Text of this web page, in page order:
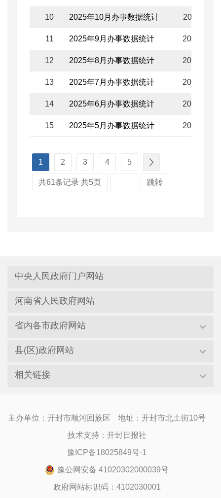
10 2025年10月办事数据统计 2025-11-
11 2025年9月办事数据统计 2025-10-
12 2025年8月办事数据统计 2025-09-
13 2025年7月办事数据统计 2025-08-
14 2025年6月办事数据统计 2025-07-
15 2025年5月办事数据统计 2025-06-
1 2 3 4 5
共61条记录 共5页 跳转
中央人民政府门户网站
河南省人民政府网站
省内各市政府网站
县(区)政府网站
相关链接
主办单位：开封市顺河回族区 地址：开封市北土街10号
技术支持：开封日报社
豫ICP备18025849号-1
豫公网安备 41020302000039号
政府网站标识码：4102030001